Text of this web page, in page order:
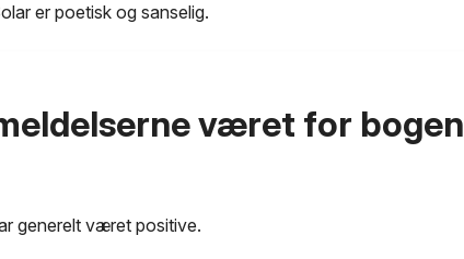
er poetisk og sanselig.
været for bogen
generelt været positive.